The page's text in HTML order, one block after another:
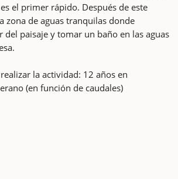
el primer rápido. Después de este
zona de aguas tranquilas donde
paisaje y tomar un baño en las aguas
la actividad: 12 años en
(en función de caudales)